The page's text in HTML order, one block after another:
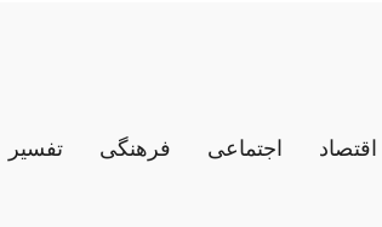
اقتصاد اجتماعی فرهنگی تفسیر